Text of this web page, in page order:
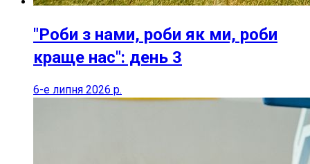
"Роби з нами, роби як ми, роби
краще нас": день 3
6-е липня 2026 р.